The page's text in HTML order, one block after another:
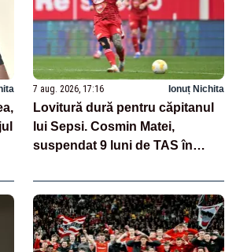
7 aug. 2026, 17:16 Ionuț Nichita
Lovitură dură pentru căpitanul
lui Sepsi. Cosmin Matei,
suspendat 9 luni de TAS în